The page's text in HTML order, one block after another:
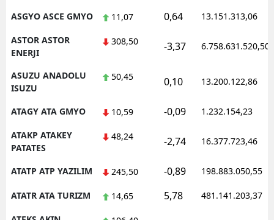
ASGYO ASCE GMYO 11,07 0,64 13.151.313,06
ASTOR ASTOR
ENERJI
308,50 -3,37 6.758.631.520,50
ASUZU ANADOLU
ISUZU
50,45 0,10 13.200.122,86
ATAGY ATA GMYO 10,59 -0,09 1.232.154,23
ATAKP ATAKEY
PATATES
48,24 -2,74 16.377.723,46
ATATP ATP YAZILIM 245,50 -0,89 198.883.050,55
ATATR ATA TURIZM 14,65 5,78 481.141.203,37